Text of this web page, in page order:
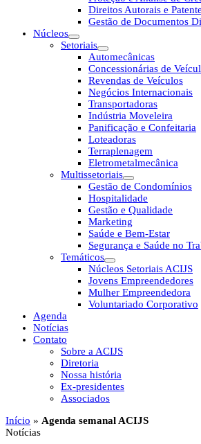
Direitos Autorais e
Gestão de Documentos
Núcleos
Setoriais
Automecânicas
Concessionárias de
Revendas de Veículos
Negócios Internacionais
Transportadoras
Indústria Moveleira
Panificação e Confeitaria
Loteadoras
Terraplenagem
Eletrometalmecânica
Multissetoriais
Gestão de Condomínios
Hospitalidade
Gestão e Qualidade
Marketing
Saúde e Bem-Estar
Segurança e Saúde no
Temáticos
Núcleos Setoriais ACIJS
Jovens Empreendedores
Mulher Empreendedora
Voluntariado Corporativo
Agenda
Notícias
Contato
Sobre a ACIJS
Diretoria
Nossa história
Ex-presidentes
Associados
Início » Agenda semanal ACIJS
Notícias